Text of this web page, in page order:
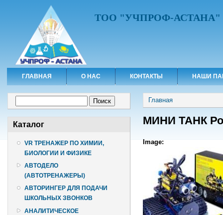
ТОО "УЧПРОФ-АСТАНА"
ГЛАВНАЯ О НАС КОНТАКТЫ НАШИ
Каталог
VR ТРЕНАЖЕР ПО ХИМИИ,
БИОЛОГИИ И ФИЗИКЕ
АВТОДЕЛО
(АВТОТРЕНАЖЕРЫ)
АВТОРИНГЕР ДЛЯ ПОДАЧИ
ШКОЛЬНЫХ ЗВОНКОВ
АНАЛИТИЧЕСКОЕ
Вы здесь
Главная
МИНИ ТАНК
Image: